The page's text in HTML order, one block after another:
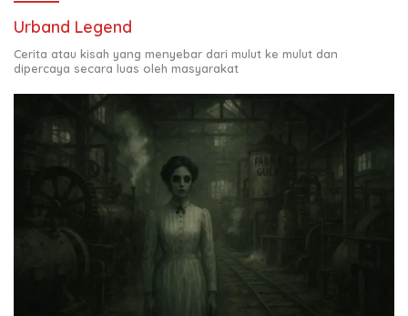
Urband Legend
Cerita atau kisah yang menyebar dari mulut ke mulut dan
dipercaya secara luas oleh masyarakat